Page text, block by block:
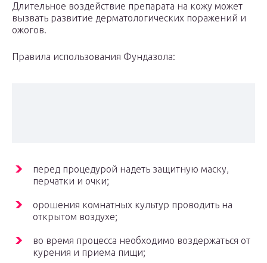
Длительное воздействие препарата на кожу может
вызвать развитие дерматологических поражений и
ожогов.
Правила использования Фундазола:
перед процедурой надеть защитную маску,
перчатки и очки;
орошения комнатных культур проводить на
открытом воздухе;
во время процесса необходимо воздержаться от
курения и приема пищи;